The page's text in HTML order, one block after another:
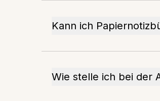
Kann ich
Wie stelle ich bei der